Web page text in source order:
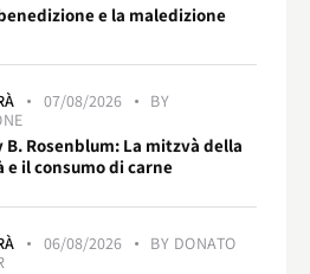
e la maledizione
07/08/2026
BY
B. Rosenblum: La mitzvà della
e il consumo di carne
06/08/2026 BY DONATO